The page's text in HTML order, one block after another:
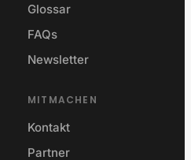
Glossar
FAQs
Newsletter
MITMACHEN
Kontakt
Partner